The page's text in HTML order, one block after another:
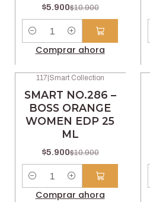
$5.900$10.900
Cantidad
Comprar ahora
117| Smart Collection
SMART NO.286 –
BOSS ORANGE
WOMEN EDP 25
ML
$5.900$10.900
Comprar ahora